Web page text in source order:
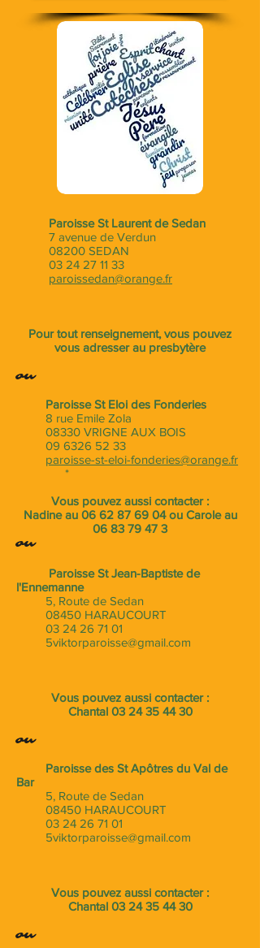
Paroisse St Laurent de Sedan
7 avenue de Verdun
08200 SEDAN
03 24 27 11 33
paroissedan@orange.fr
Pour tout renseignement, vous pouvez
vous adresser au presbytère
ou
Paroisse St Eloi des Fonderies
8 rue Emile Zola
08330 VRIGNE AUX BOIS
09 6326 52 33
paroisse-st-eloi-fonderies@orange.fr
*
Vous pouvez aussi contacter :
Nadine au 06 62 87 69 04ou Carole au
06 83 79 47 3
ou
Paroisse St Jean-Baptiste de
l'Ennemanne
5, Route de Sedan
08450 HARAUCOURT
03 24 26 71 01
5viktorparoisse@gmail.com
Vous pouvez aussi contacter :
Chantal 03 24 35 44 30
ou
Paroisse des St Apôtres du Val de
Bar
5, Route de Sedan
08450 HARAUCOURT
03 24 26 71 01
5viktorparoisse@gmail.com
Vous pouvez aussi contacter :
Chantal 03 24 35 44 30
ou